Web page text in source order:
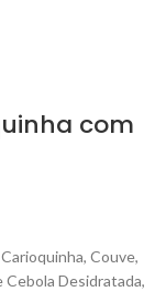
com
Couve,
Cebola Desidratada,